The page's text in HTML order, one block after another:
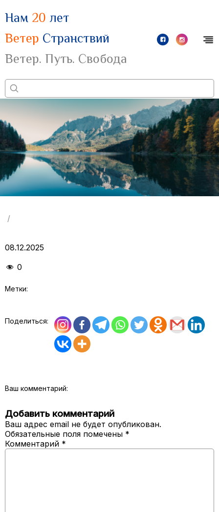
Нам 20 лет
Ветер Странствий
Ветер. Путь. Свобода
/
08.12.2025
0
Метки:
Поделиться:
Ваш комментарий:
Добавить комментарий
Ваш адрес email не будет опубликован.
Обязательные поля помечены *
Комментарий *